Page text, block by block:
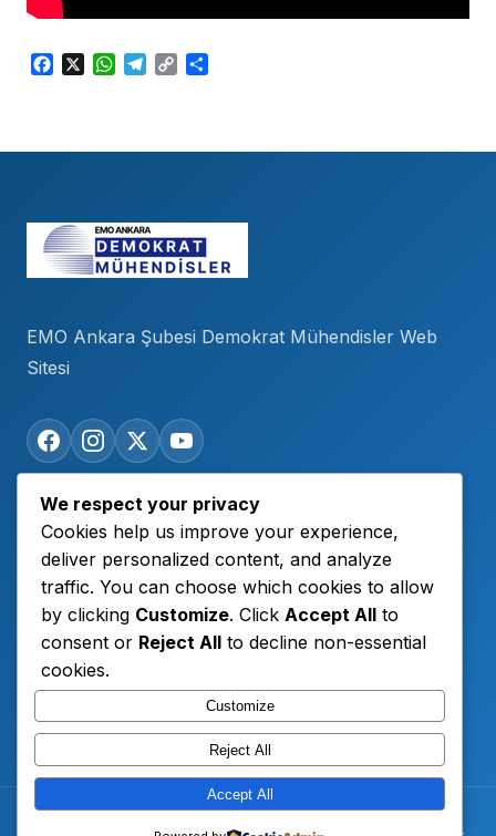
FacebookWhatsApp
Telegram
Copy
EMO Ankara Şubesi Demokrat Mühendisler Web
Sitesi
Hızlı Bağlantılar
Duyurular
DEMOTV
Açıklamalar
We respect your privacy
Cookies help us improve your experience,
deliver personalized content, and analyze
traffic. You can choose which cookies to allow
by clicking Customize. Click Accept All to
consent or Reject All to decline non-essential
cookies.
Customize
Reject All
Accept All